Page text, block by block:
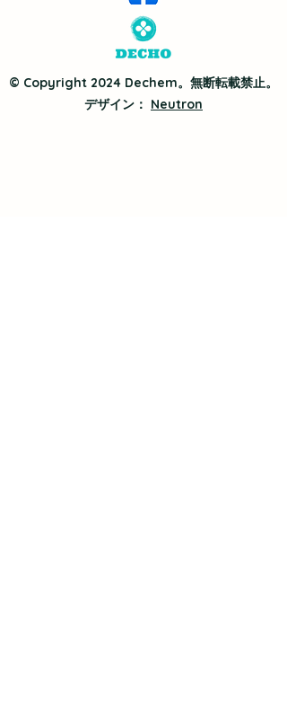
© Copyright 2024 Dechem。無断転載禁止。
デザイン： Neutron